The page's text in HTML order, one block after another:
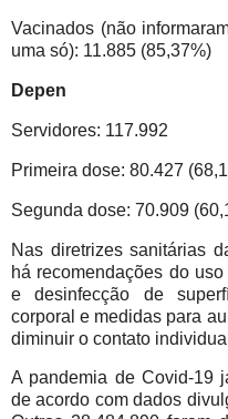
Vacinados (não
uma só): 11.885 (85,37%)
Depen
Servidores: 117.992
Primeira dose: 80.427
Segunda dose: 70.909
Nas diretrizes sanitárias
há recomendações do
e desinfecção de
corporal e medidas para
diminuir o contato
A pandemia de Covid-19
de acordo com dados